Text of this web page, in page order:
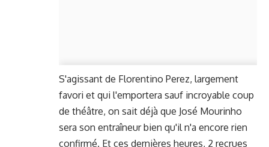
S'agissant de Florentino Perez, largement
favori et qui l'emportera sauf incroyable coup
de théâtre, on sait déjà que José Mourinho
sera son entraîneur bien qu'il n'a encore rien
confirmé. Et ces dernières heures, 2 recrues